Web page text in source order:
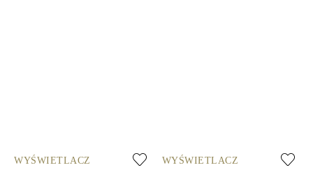
WYŚWIETLACZ WYŚWIETLACZ